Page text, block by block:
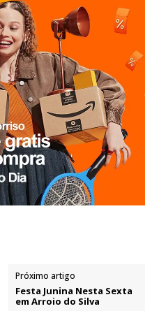
Próximo artigo
Festa Junina Nesta Sexta
em Arroio do Silva